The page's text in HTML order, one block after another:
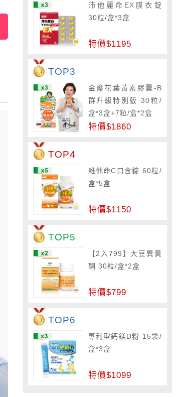
沛他麗命EX膜衣錠
30粒/盒*3盒
特價$1195
TOP3
金盞花葉黃素膠囊-B
群升級特別版 30粒/
盒*3盒+7粒/盒*2盒
特價$1860
TOP4
維他命C口含錠 60粒/
盒*5盒
特價$1150
TOP5
【2入799】大豆異黃
酮 30粒/盒*2盒
特價$799
TOP6
專利型鈣鎂D粉 15袋/
盒*3盒
特價$1099